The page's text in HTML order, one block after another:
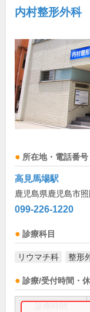
内村整形外科
所在地・電話番号
高見馬場駅
鹿児島県鹿児島市
099-226-1220
診療科目
リウマチ科 整形
診療/受付時間・